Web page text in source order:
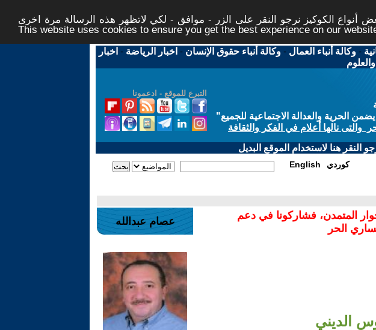
الكوكيز نرجو النقر على الزر - موافق - لكي لاتظهر هذه الرسالة مرة اخرى -
This website uses cookies to ensure you get the best experience on our
-وكالة أنباء العمال -وكالة أنباء حقوق الإنسان - اخبار الرياضة - اخبار
التبرع للموقع - ادعمونا
الحرية والعدالة الاجتماعية للجميع"
والتى نالها أعلام في الفكر والثقافة
النقر هنا لاستخدام الموقع البديل
English كوردي
المتمدن، فشاركونا في دعم
الحر
الديني
عصام عبدالله